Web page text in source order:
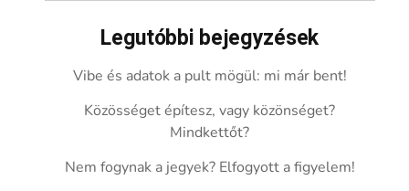
Legutóbbi bejegyzések
Vibe és adatok a pult mögül: mi már bent!
Közösséget építesz, vagy közönséget?
Mindkettőt?
Nem fogynak a jegyek? Elfogyott a figyelem!